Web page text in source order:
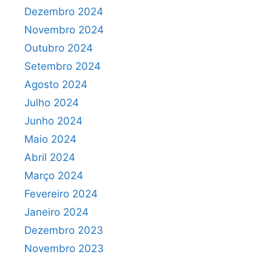
Dezembro 2024
Novembro 2024
Outubro 2024
Setembro 2024
Agosto 2024
Julho 2024
Junho 2024
Maio 2024
Abril 2024
Março 2024
Fevereiro 2024
Janeiro 2024
Dezembro 2023
Novembro 2023